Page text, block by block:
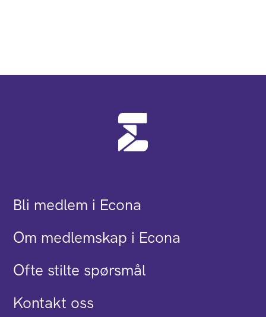
Bli medlem i Econa
Om medlemskap i Econa
Ofte stilte spørsmål
Kontakt oss